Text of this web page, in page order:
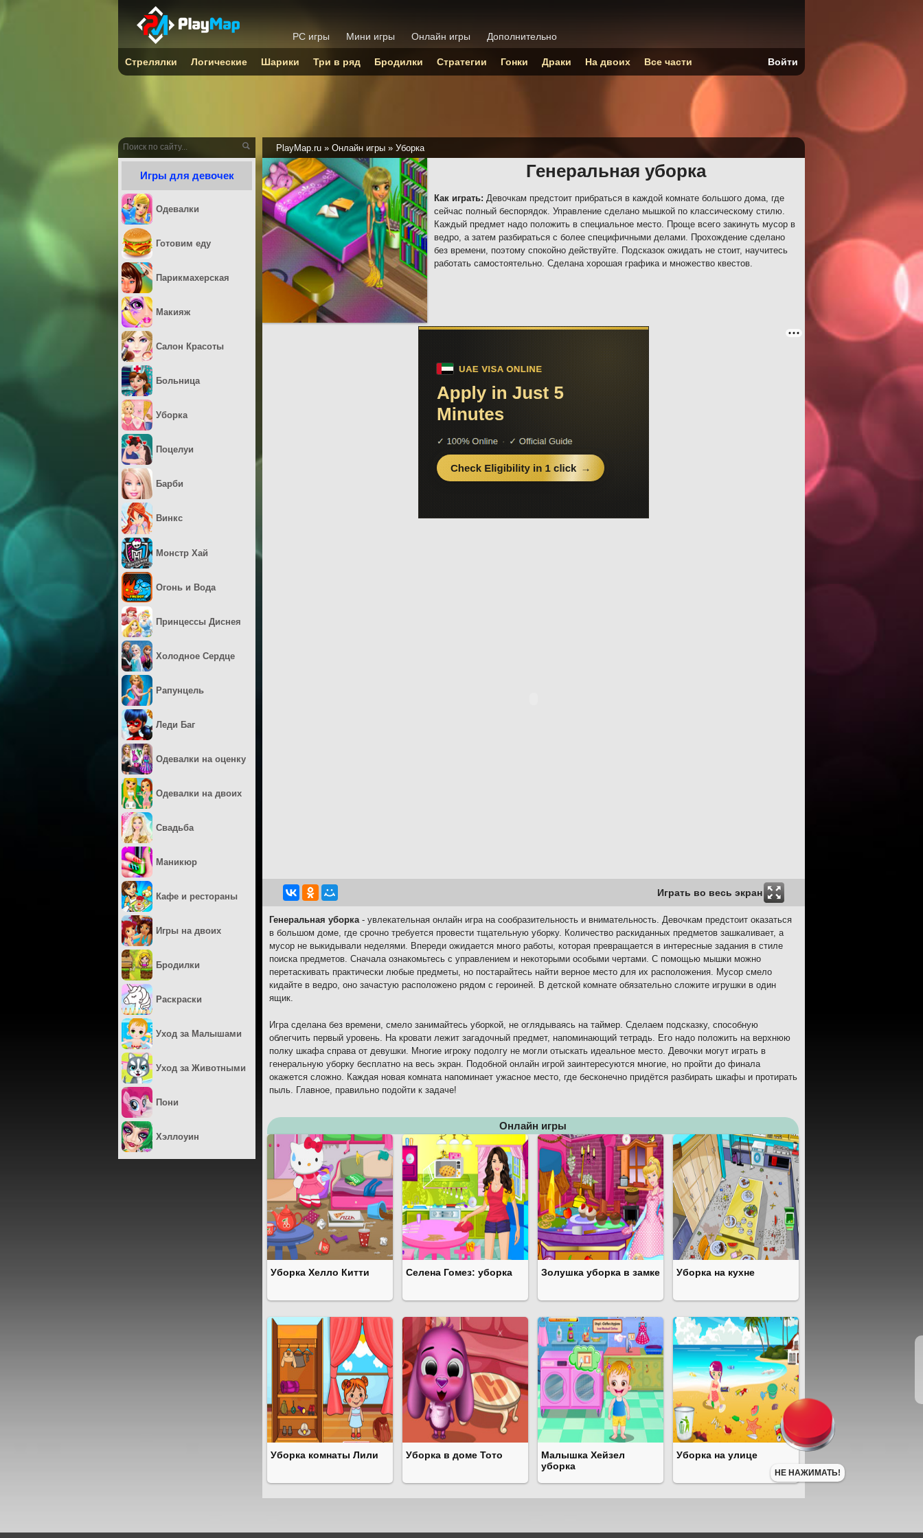
PlayMap.ru » Онлайн игры » Уборка
Генеральная уборка
Как играть: Девочкам предстоит прибраться в каждой комнате большого дома, где
сейчас полный беспорядок. Управление сделано мышкой по классическому стилю.
Каждый предмет надо положить в специальное место. Проще всего закинуть мусор в
ведро, а затем разбираться с более специфичными делами. Прохождение сделано
без времени, поэтому спокойно действуйте. Подсказок ожидать не стоит, научитесь
работать самостоятельно. Сделана хорошая графика и множество квестов.
Играть во весь экран
Генеральная уборка- увлекательная онлайн игра на сообразительность и внимательность. Девочкам предстоит оказаться
в большом доме, где срочно требуется провести тщательную уборку. Количество раскиданных предметов зашкаливает, а
мусор не выкидывали неделями. Впереди ожидается много работы, которая превращается в интересные задания в стиле
поиска предметов. Сначала ознакомьтесь с управлением и некоторыми особыми чертами. С помощью мышки можно
перетаскивать практически любые предметы, но постарайтесь найти верное место для их расположения. Мусор смело
кидайте в ведро, оно зачастую расположено рядом с героиней. В детской комнате обязательно сложите игрушки в один
ящик.
Игра сделана без времени, смело занимайтесь уборкой, не оглядываясь на таймер. Сделаем подсказку, способную
облегчить первый уровень. На кровати лежит загадочный предмет, напоминающий тетрадь. Его надо положить на верхнюю
полку шкафа справа от девушки. Многие игроку подолгу не могли отыскать идеальное место. Девочки могут играть в
генеральную уборку бесплатно на весь экран. Подобной онлайн игрой заинтересуются многие, но пройти до финала
окажется сложно. Каждая новая комната напоминает ужасное место, где бесконечно придётся разбирать шкафы и протирать
пыль. Главное, правильно подойти к задаче!
Онлайн игры
Уборка Хелло Китти Селена Гомез: уборка Золушка уборка в замке Уборка на кухне
Уборка комнаты Лили Уборка в доме Тото
Малышка Хейзел
уборка
Уборка на улице
Игры для девочек
Одевалки
Готовим еду
Парикмахерская
Макияж
Салон Красоты
Больница
Уборка
Поцелуи
Барби
Винкс
Монстр Хай
Огонь и Вода
Принцессы Диснея
Холодное Сердце
Рапунцель
Леди Баг
Одевалки на оценку
Одевалки на двоих
Свадьба
Маникюр
Кафе и рестораны
Игры на двоих
Бродилки
Раскраски
Уход за Малышами
Уход за Животными
Пони
Хэллоуин
PC игры Мини игры Онлайн игры Дополнительно
Стрелялки Логические Шарики Три в ряд Бродилки Стратегии Гонки Драки На двоих Все части Войти
НЕ НАЖИМАТЬ!